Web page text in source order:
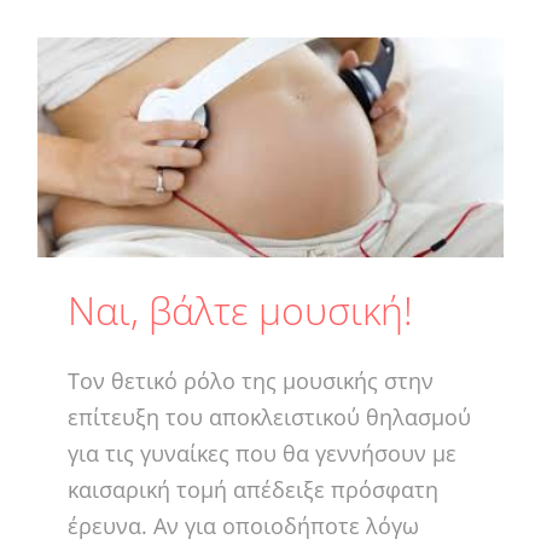
Ναι, βάλτε μουσική!
Τον θετικό ρόλο της μουσικής στην
επίτευξη του αποκλειστικού θηλασμού
για τις γυναίκες που θα γεννήσουν με
καισαρική τομή απέδειξε πρόσφατη
έρευνα. Αν για οποιοδήποτε λόγω